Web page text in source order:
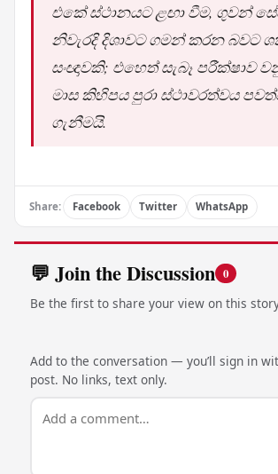
එකේ ස්ථානයට ළඟා වීම, ගුවන්
නිවැරදි දිශාවට ගමන් කරන බවට
සං‍ඥාවකි; එහෙත් සැබෑ පරීක්ෂාව
මාස කිහිපය පුරා ස්ථාවරත්වය
ගැනීමයි.
Share: Facebook Twitter WhatsApp
💬 Join the Discussion 0
Be the first to share your view on this
Add to the conversation — you’ll sign in
post. No links, text only.